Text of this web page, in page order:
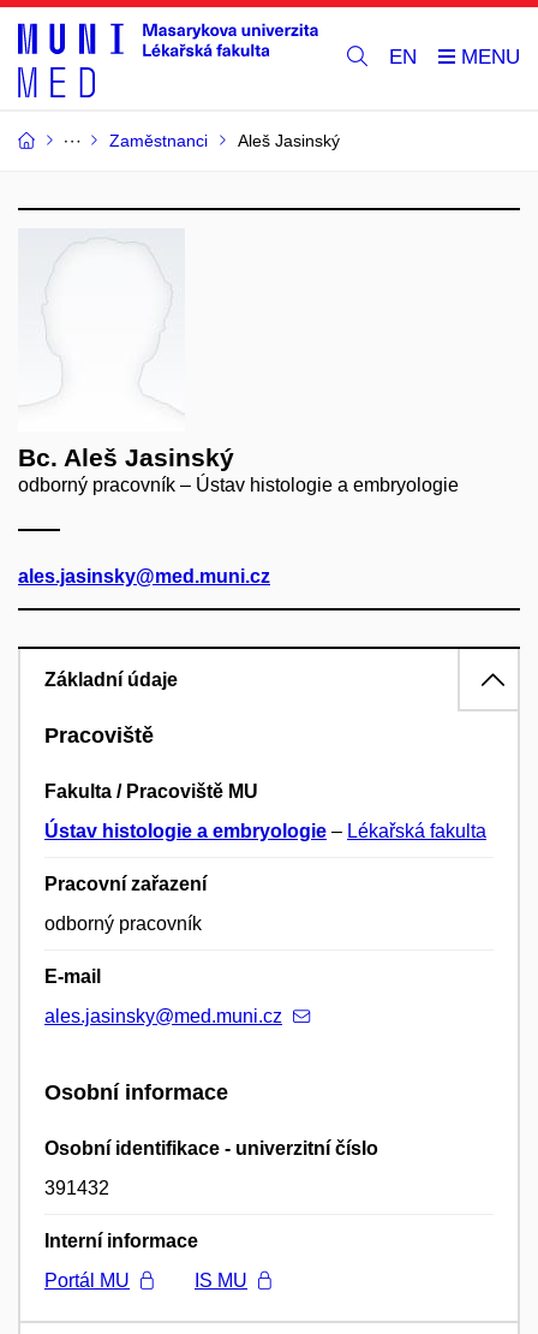
EN
Zaměstnanci Aleš Jasinský
Bc. Aleš Jasinský
odborný pracovník – Ústav histologie a embryologie
ales.jasinsky@med.muni.cz
Základní údaje
Pracoviště
Fakulta / Pracoviště MU
Ústav histologie a embryologie – Lékařská fakulta
Pracovní zařazení
odborný pracovník
E-mail
ales.jasinsky@med.muni.cz
Osobní informace
Osobní identifikace - univerzitní číslo
391432
Interní informace
Portál MU
IS MU